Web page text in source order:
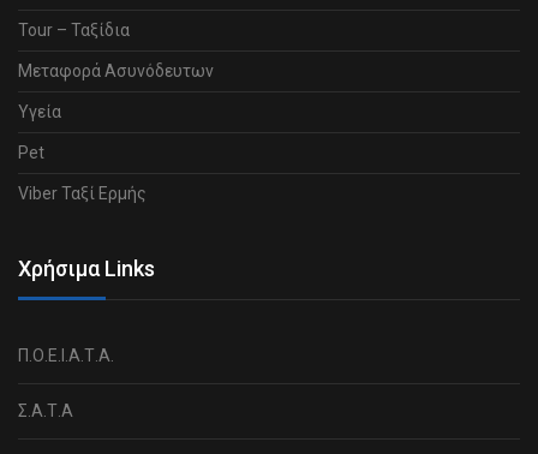
Tour – Ταξίδια
Μεταφορά Ασυνόδευτων
Υγεία
Pet
Viber Ταξί Ερμής
Χρήσιμα Links
Π.Ο.Ε.Ι.Α.Τ.Α.
Σ.Α.Τ.Α